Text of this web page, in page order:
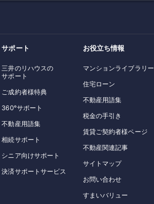
サポート
三井のリハウスの
サポート
ご成約者様特典
360°サポート
不動産用語集
相続サポート
シニア向けサポート
決済サポートサービス
お役立ち情報
マンションライブラリー
住宅ローン
不動産用語集
税金の手引き
賃貸ご契約者様ページ
不動産関連記事
サイトマップ
お問い合わせ
すまいバリュー